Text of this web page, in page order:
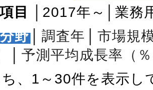
目
│2017年～│業務
分野 調査年
市場規
予測平均成長率（
、1～30件を表示し